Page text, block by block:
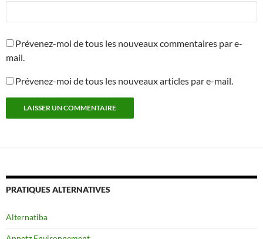
Prévenez-moi de tous les nouveaux commentaires par e-
mail.
Prévenez-moi de tous les nouveaux articles par e-mail.
PRATIQUES ALTERNATIVES
Alternatiba